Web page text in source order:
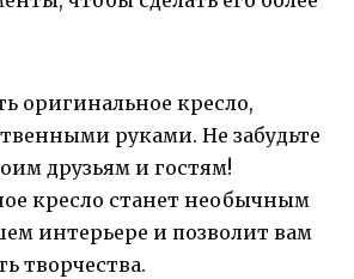
оригинальное кресло,
руками. Не забудьте
друзьям и гостям!
кресло станет необычным
интерьере и позволит вам
творчества.